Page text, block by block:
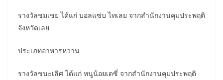
รางวัลชมเชย ได้แก่ บอลแซ่บ ไทเลย จากสำนักงานคุมประพฤติ
จังหวัดเลย
ประเภทอาหารหวาน
รางวัลชนะเลิศ ได้แก่ หนูน้อยเดซี่ จากสำนักงานคุมประพฤติ